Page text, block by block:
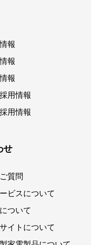
報
報
報
用情報
用情報
せ
質問
ビスについて
ついて
イトについて